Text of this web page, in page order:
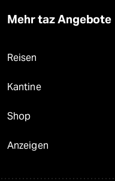
Mehr taz Angebote
Reisen
Kantine
Shop
Anzeigen